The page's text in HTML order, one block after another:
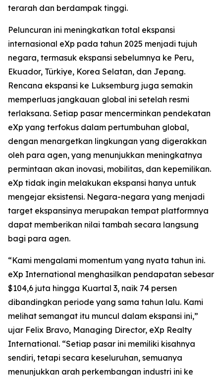
terarah dan berdampak tinggi.
Peluncuran ini meningkatkan total ekspansi
internasional eXp pada tahun 2025 menjadi tujuh
negara, termasuk ekspansi sebelumnya ke Peru,
Ekuador, Türkiye, Korea Selatan, dan Jepang.
Rencana ekspansi ke Luksemburg juga semakin
memperluas jangkauan global ini setelah resmi
terlaksana. Setiap pasar mencerminkan pendekatan
eXp yang terfokus dalam pertumbuhan global,
dengan menargetkan lingkungan yang digerakkan
oleh para agen, yang menunjukkan meningkatnya
permintaan akan inovasi, mobilitas, dan kepemilikan.
eXp tidak ingin melakukan ekspansi hanya untuk
mengejar eksistensi. Negara-negara yang menjadi
target ekspansinya merupakan tempat platformnya
dapat memberikan nilai tambah secara langsung
bagi para agen.
“Kami mengalami momentum yang nyata tahun ini.
eXp International menghasilkan pendapatan sebesar
$104,6 juta hingga Kuartal 3, naik 74 persen
dibandingkan periode yang sama tahun lalu. Kami
melihat semangat itu muncul dalam ekspansi ini,”
ujar Felix Bravo, Managing Director, eXp Realty
International. “Setiap pasar ini memiliki kisahnya
sendiri, tetapi secara keseluruhan, semuanya
menunjukkan arah perkembangan industri ini ke